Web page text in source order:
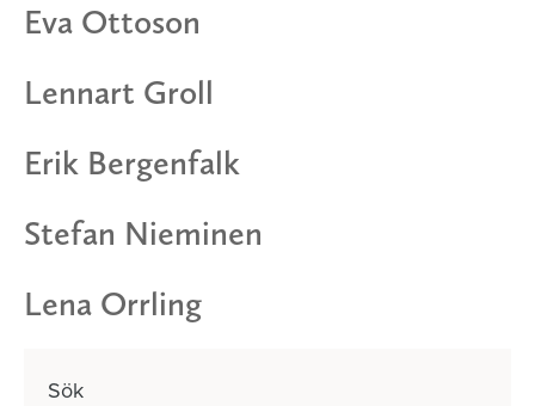
Eva Ottoson
Lennart Groll
Erik Bergenfalk
Stefan Nieminen
Lena Orrling
Sök